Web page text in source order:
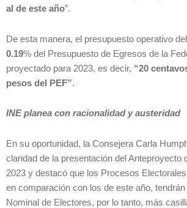
al de este año”.
De esta manera, el presupuesto operativo
0.19% del Presupuesto de Egresos de la
proyectado para 2023, es decir, “20
pesos del PEF”.
INE planea con racionalidad y austeridad
En su oportunidad, la Consejera Carla
claridad de la presentación del Anteproyecto
2023 y destacó que los Procesos
en comparación con los de este año,
Nominal de Electores, por lo tanto, más